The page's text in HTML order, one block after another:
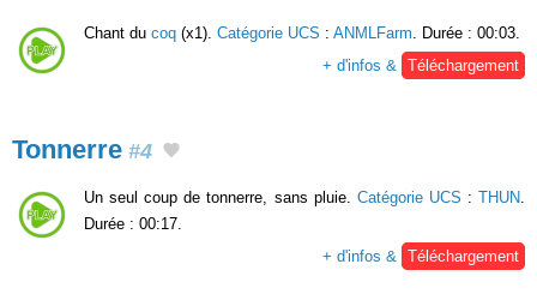
Chant du coq (x1). Catégorie UCS : ANMLFarm . Durée : 00:03.
+ d'infos &
Téléchargement
Tonnerre #4
Un seul coup de tonnerre, sans pluie. Catégorie UCS :THUN.
Durée : 00:17.
+ d'infos & Téléchargement